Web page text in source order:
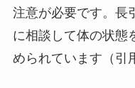
注意が必要です。長
に相談して体の状態
められています（引